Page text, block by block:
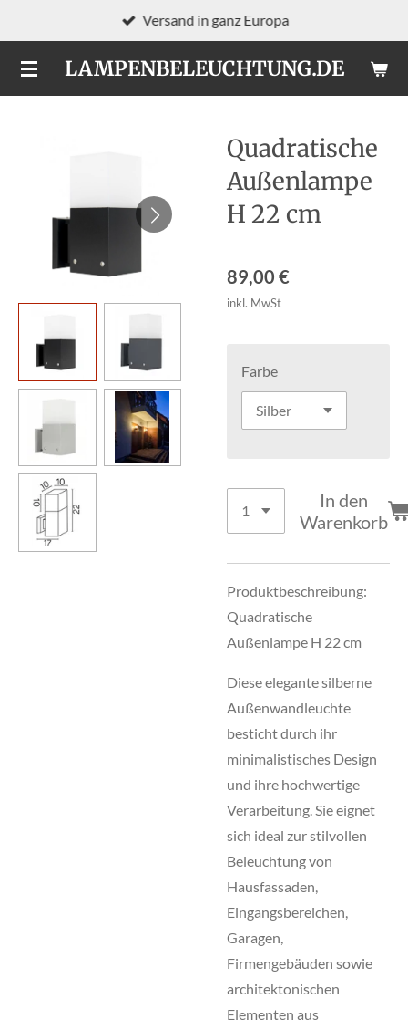
Hauptinhalt
springenLAMPENBELEUCHTUNG.DE
Versand in ganz Europa
Quadratische
Außenlampe
H 22 cm
89,00 €
inkl. MwSt
Farbe
In den
Warenkorb
Produktbeschreibung:
Quadratische
Außenlampe H 22 cm
Diese elegante silberne
Außenwandleuchte
besticht durch ihr
minimalistisches Design
und ihre hochwertige
Verarbeitung. Sie eignet
sich ideal zur stilvollen
Beleuchtung von
Hausfassaden,
Eingangsbereichen,
Garagen,
Firmengebäuden sowie
architektonischen
Elementen aus